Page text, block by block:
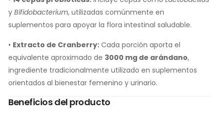
y Bifidobacterium, utilizadas comúnmente en
suplementos para apoyar la flora intestinal saludable.
• Extracto de Cranberry: Cada porción aporta el
equivalente aproximado de 3000 mg de arándano,
ingrediente tradicionalmente utilizado en suplementos
orientados al bienestar femenino y urinario.
Beneficios del producto